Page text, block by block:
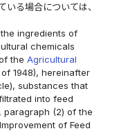
いる場合については、
ingredients of
chemicals
theAgricultural
1948), hereinafter
substances that
into feed
paragraph (2) of the
of Feed